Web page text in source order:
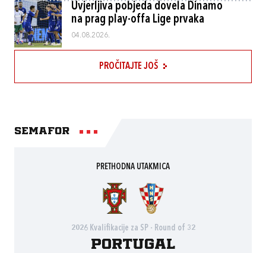
Uvjerljiva pobjeda dovela Dinamo
na prag play-offa Lige prvaka
04.08.2026.
PROČITAJTE JOŠ
Semafor
PRETHODNA UTAKMICA
2026 Kvalifikacije za SP - Round of 32
Portugal